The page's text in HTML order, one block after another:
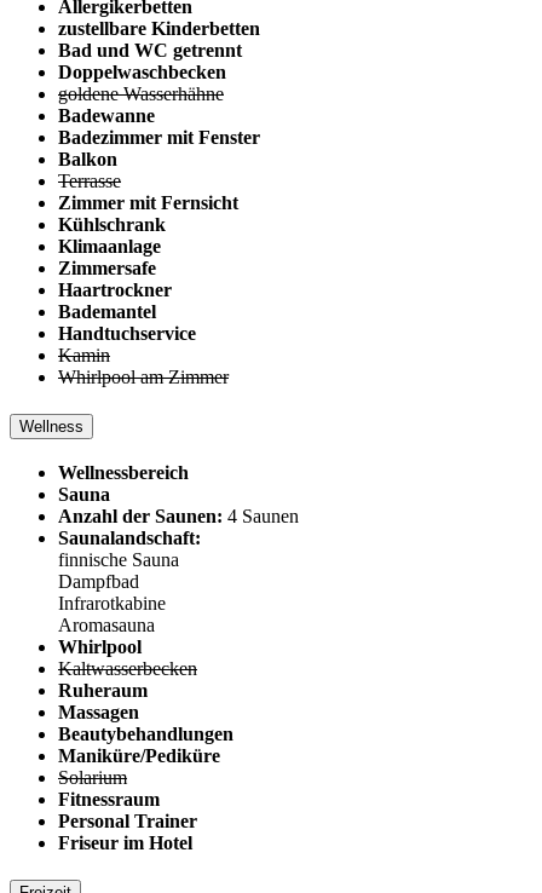
Allergikerbetten
zustellbare Kinderbetten
Bad und WC getrennt
Doppelwaschbecken
goldene Wasserhähne
Badewanne
Badezimmer mit Fenster
Balkon
Terrasse
Zimmer mit Fernsicht
Kühlschrank
Klimaanlage
Zimmersafe
Haartrockner
Bademantel
Handtuchservice
Kamin
Whirlpool am Zimmer
Wellness
Wellnessbereich
Sauna
Anzahl der Saunen: 4 Saunen
Saunalandschaft:
finnische Sauna
Dampfbad
Infrarotkabine
Aromasauna
Whirlpool
Kaltwasserbecken
Ruheraum
Massagen
Beautybehandlungen
Maniküre/Pediküre
Solarium
Fitnessraum
Personal Trainer
Friseur im Hotel